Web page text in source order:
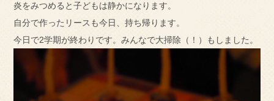
炎をみつめると子どもは静かになります。
自分で作ったリースも今日、持ち帰ります。
今日で2学期が終わりです。みんなで大掃除（！）もしました。